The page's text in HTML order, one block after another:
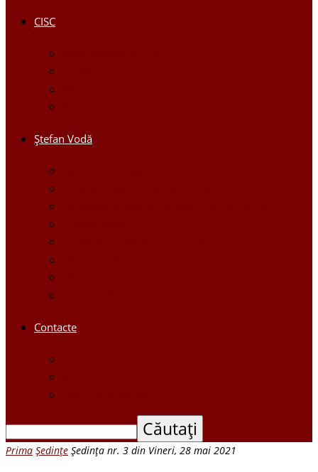
CISC
Ştefan Vodă
Contacte
Prima Ședințe Şedinţa nr. 3 din Vineri, 28 mai 2021